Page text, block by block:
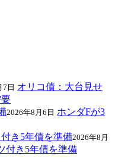
7日 オリコ債：大台見せ
2026年8月6日 ホンダFが3
2026年8月
付き5年債を準備